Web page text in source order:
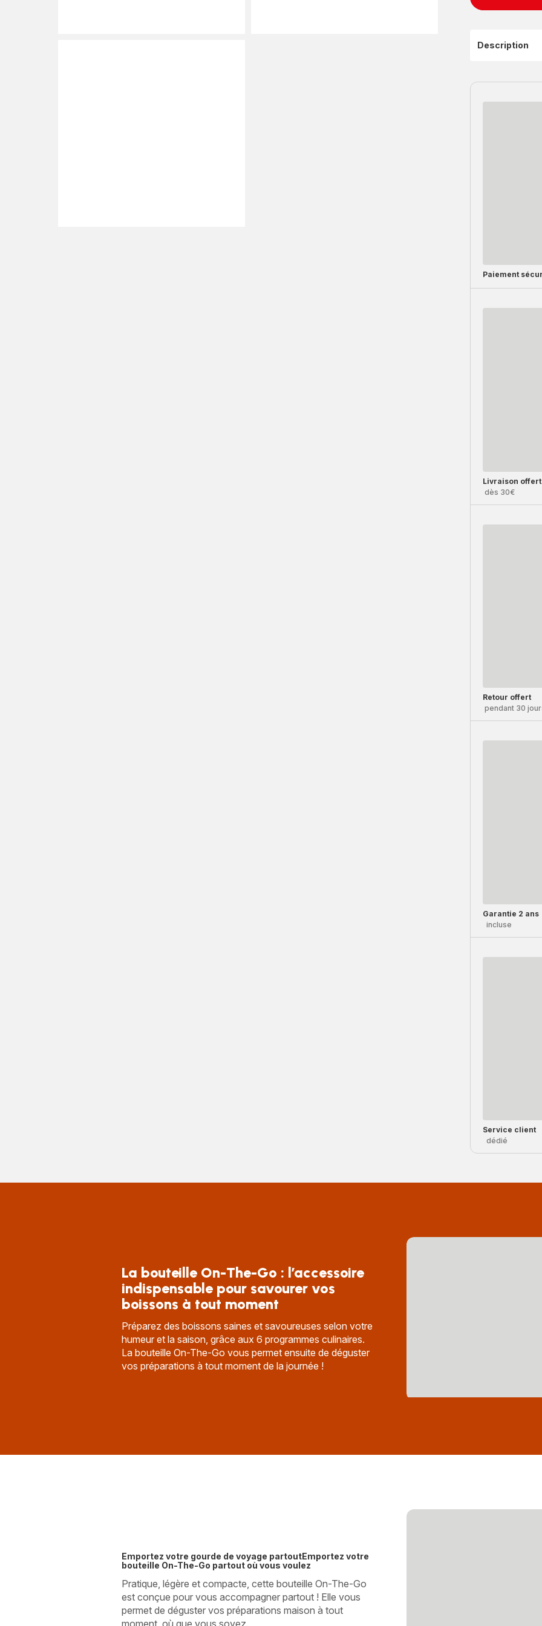
Description
Paiement
Livraison
dès 30€
Retour offert
pendant 30
Garantie 2 ans
incluse
Service client
dédié
La bouteille On-The-Go : l’accessoire
indispensable pour savourer vos
boissons à tout moment
Préparez des boissons saines et savoureuses selon votre
humeur et la saison, grâce aux 6 programmes culinaires.
La bouteille On-The-Go vous permet ensuite de déguster
vos préparations à tout moment de la journée !
Emportez votre gourde de voyage partoutEmportez votre
bouteille On-The-Go partout où vous voulez
Pratique, légère et compacte, cette bouteille On-The-Go
est conçue pour vous accompagner partout ! Elle vous
permet de déguster vos préparations maison à tout